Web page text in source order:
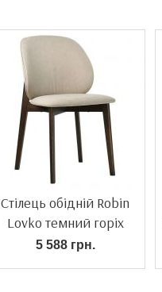
Стілець обідній Robin
Lovko темний горіх
5 588 грн.